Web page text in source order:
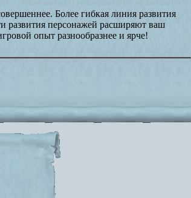
Более гибкая линия развития
развития персонажей расширяют ваш
опыт разнообразнее и ярче!